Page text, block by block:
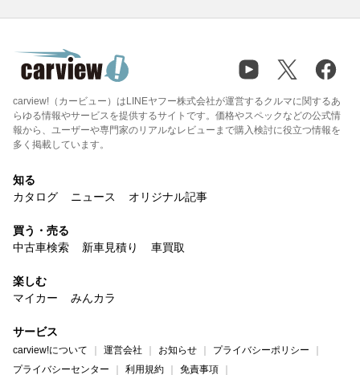
carview!（カービュー）はLINEヤフー株式会社が運営するクルマに関するあ
らゆる情報やサービスを提供するサイトです。価格やスペックなどの公式情
報から、ユーザーや専門家のリアルなレビューまで購入検討に役立つ情報を
多く掲載しています。
知る
カタログ
ニュース オリジナル記事
買う・売る
中古車検索
新車見積り 車買取
楽しむ
マイカー
みんカラ
サービス
carview!について 運営会社 お知らせ
プライバシーポリシー
プライバシーセンター
利用規約 免責事項